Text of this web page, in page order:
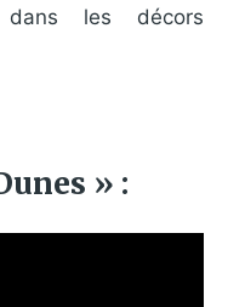
dans les décors
» :